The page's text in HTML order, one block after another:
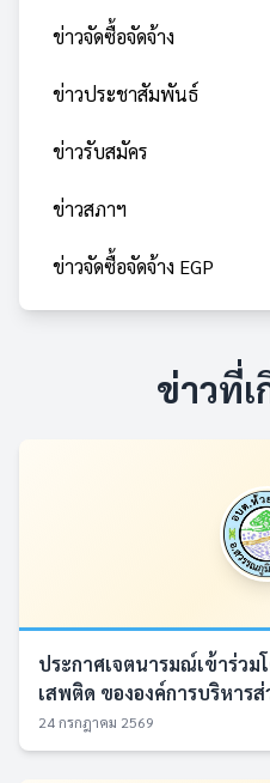
ข่าวจัดซื้อจัดจ้าง
ข่าวประชาสัมพันธ์
ข่าวรับสมัคร
ข่าวสภาฯ
ข่าวจัดซื้อจัดจ้าง EGP
ข่าวที่เ
ประกาศเจตนารมณ์เข้าร่วม
เสพติด ขององค์การบริหารส่
24 กรกฎาคม 2569